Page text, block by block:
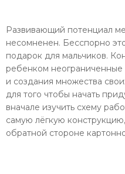
Развивающий потенциал
несомненен. Бесспорно
подарок для мальчиков.
ребенком
и создания множества
для того чтобы начать
вначале изучить схему
самую лёгкую
обратной стороне